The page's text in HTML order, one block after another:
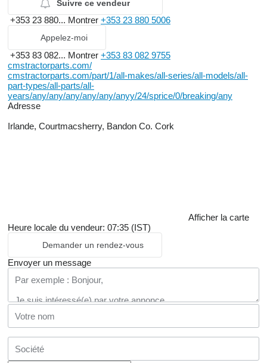
Suivre ce vendeur
+353 23 880... Montrer +353 23 880 5006
Appelez-moi
+353 83 082... Montrer +353 83 082 9755
cmstractorparts.com/
cmstractorparts.com/part/1/all-makes/all-series/all-models/all-
part-types/all-parts/all-
years/any/any/any/any/any/anyy/24/sprice/0/breaking/any
Adresse
Irlande, Courtmacsherry, Bandon Co. Cork
Afficher la carte
Heure locale du vendeur: 07:35 (IST)
Demander un rendez-vous
Envoyer un message